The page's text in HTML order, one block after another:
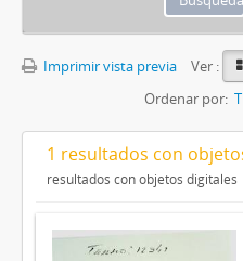
Imprimir vista previa
Ver :
Ordenar por:
1 resultados con
resultados con objetos digitales